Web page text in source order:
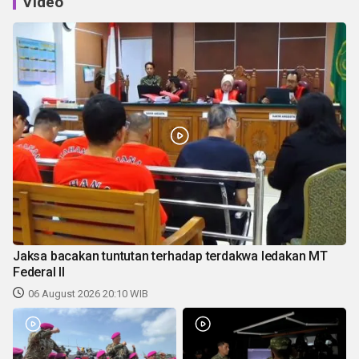
Jaksa bacakan tuntutan terhadap terdakwa ledakan MT
Federal II
06 August 2026 20:10 WIB